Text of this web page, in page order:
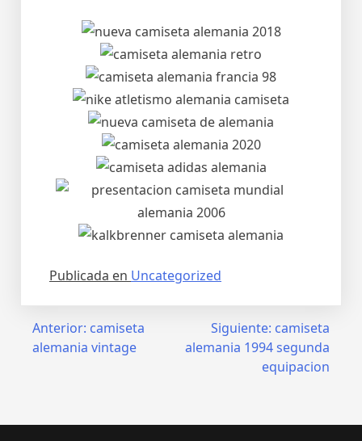
Publicada en Uncategorized
Navegación
Anterior: camiseta
alemania vintage
Siguiente: camiseta
alemania 1994 segunda
equipacion